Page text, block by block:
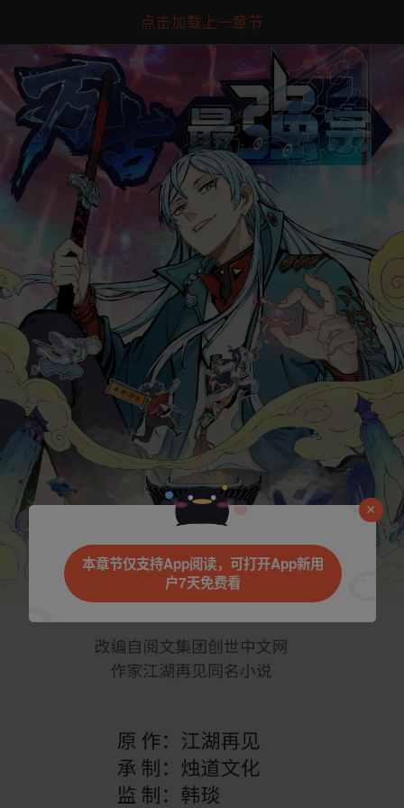
点击加载上一章节
本章节仅支持App阅读，可打开App新用
户7天免费看